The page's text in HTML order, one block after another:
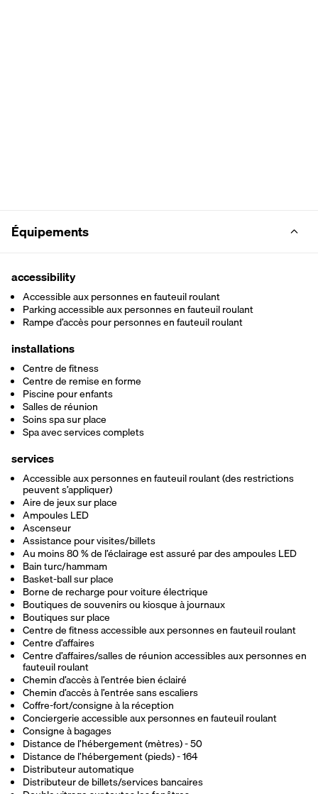
Équipements
accessibility
Accessible aux personnes en fauteuil roulant
Parking accessible aux personnes en fauteuil roulant
Rampe d’accès pour personnes en fauteuil roulant
installations
Centre de fitness
Centre de remise en forme
Piscine pour enfants
Salles de réunion
Soins spa sur place
Spa avec services complets
services
Accessible aux personnes en fauteuil roulant (des restrictions
peuvent s’appliquer)
Aire de jeux sur place
Ampoules LED
Ascenseur
Assistance pour visites/billets
Au moins 80 % de l’éclairage est assuré par des ampoules LED
Bain turc/hammam
Basket-ball sur place
Borne de recharge pour voiture électrique
Boutiques de souvenirs ou kiosque à journaux
Boutiques sur place
Centre de fitness accessible aux personnes en fauteuil roulant
Centre d’affaires
Centre d’affaires/salles de réunion accessibles aux personnes en
fauteuil roulant
Chemin d’accès à l’entrée bien éclairé
Chemin d’accès à l’entrée sans escaliers
Coffre-fort/consigne à la réception
Conciergerie accessible aux personnes en fauteuil roulant
Consigne à bagages
Distance de l’hébergement (mètres) - 50
Distance de l’hébergement (pieds) - 164
Distributeur automatique
Distributeur de billets/services bancaires